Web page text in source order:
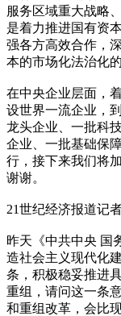
服务区域重大战略
是着力推进国有资
强各方高效合作，
本的市场化法治化
在中央企业层面，
设世界一流企业，
龙头企业、一批科
企业、一批基础保
行，接下来我们将
谢谢。
21世纪经济报道记
昨天《中共中央 国
造社会主义现代化
条，积极稳妥推进
重组，请问这一条
和重组改革，会比